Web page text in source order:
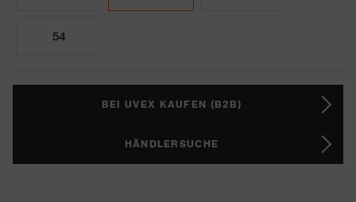
54
BEI UVEX KAUFEN (B2B)
HÄNDLERSUCHE